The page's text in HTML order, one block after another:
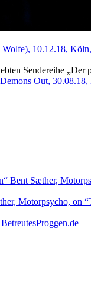
Wolfe), 10.12.18,
Sendereihe
Out,
Bent Sæther,
Motorpsycho, on